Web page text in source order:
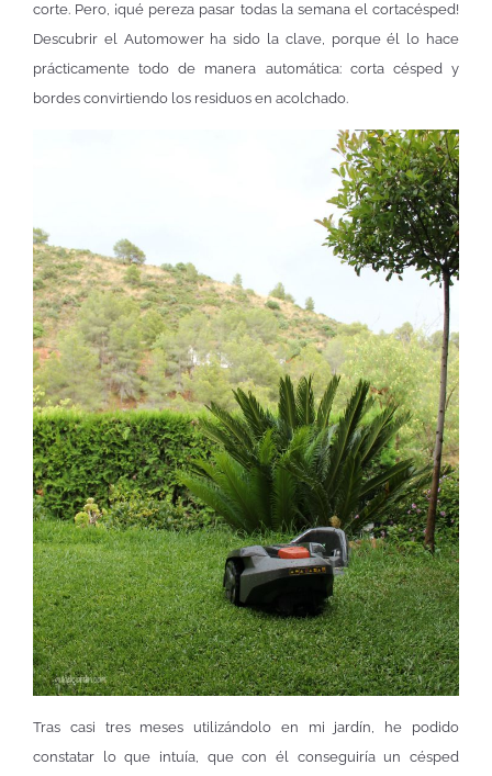
corte. Pero, ¡qué pereza pasar todas la semana el cortacésped!
Descubrir el Automower ha sido la clave, porque él lo hace
prácticamente todo de manera automática: corta césped y
bordes convirtiendo los residuos en acolchado.
Tras casi tres meses utilizándolo en mi jardín, he podido
constatar lo que intuía, que con él conseguiría un césped